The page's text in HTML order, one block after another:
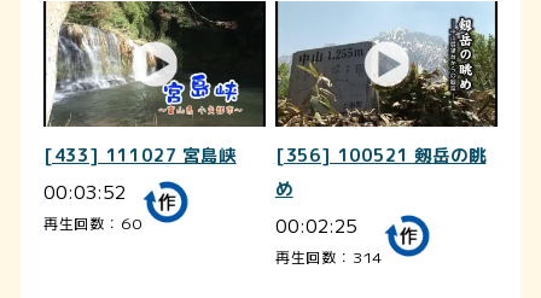
[433] 111027 宮島峡
00:03:52
再生回数：60
[356] 100521 剱岳の眺
め
00:02:25
再生回数：314